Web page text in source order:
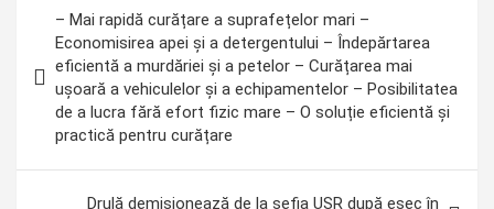
articole
– Mai rapidă curățare a suprafețelor mari –
Economisirea apei și a detergentului – Îndepărtarea
eficientă a murdăriei și a petelor – Curățarea mai
ușoară a vehiculelor și a echipamentelor – Posibilitatea
de a lucra fără efort fizic mare – O soluție eficientă și
practică pentru curățare
Drulă demisionează de la șefia USR după eșec în